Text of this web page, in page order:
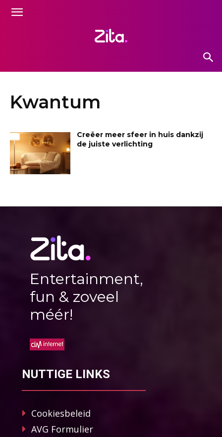
Kwantum
Creëer meer sfeer in huis dankzij
de juiste verlichting
Entertainment,
fun & zoveel
méér!
NUTTIGE LINKS
Cookiesbeleid
AVG Formulier